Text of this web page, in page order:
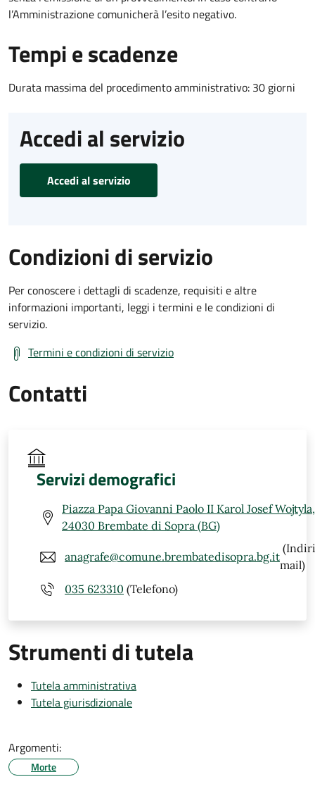
l’Amministrazione comunicherà l’esito negativo.
Tempi e scadenze
Durata massima del procedimento amministrativo: 30 giorni
Accedi al servizio
Accedi al servizio
Condizioni di servizio
Per conoscere i dettagli di scadenze, requisiti e altre
informazioni importanti, leggi i termini e le condizioni di
servizio.
Termini e condizioni di servizio
Contatti
Servizi demografici
Piazza Papa Giovanni Paolo II Karol Josef
24030 Brembate di Sopra (BG)
anagrafe@comune.brembatedisopra.bg.it
mail)
035 623310 (Telefono)
Strumenti di tutela
Tutela amministrativa
Tutela giurisdizionale
Argomenti:
Morte